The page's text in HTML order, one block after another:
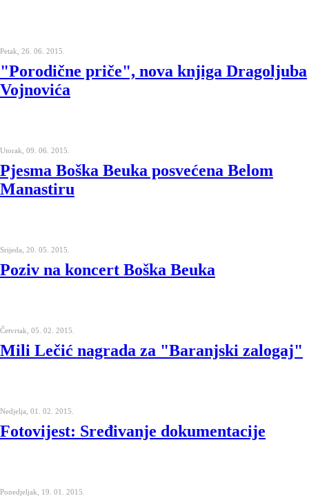
Petak, 26. 06. 2015.
"Porodične priče", nova knjiga Dragoljuba
Vojnovića
Utorak, 09. 06. 2015.
Pjesma Boška Beuka posvećena Belom
Manastiru
Srijeda, 20. 05. 2015.
Poziv na koncert Boška Beuka
Četvrtak, 05. 02. 2015.
Mili Lečić nagrada za "Baranjski zalogaj"
Nedjelja, 01. 02. 2015.
Fotovijest: Sređivanje dokumentacije
Ponedjeljak, 19. 01. 2015.